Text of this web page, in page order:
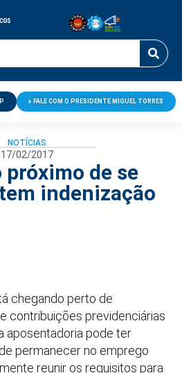
FALE COM O PRESIDENTE MIGUEL TORRES
NOTÍCIAS
17/02/2017
de se
indenização
chegando perto de
contribuições previdenciárias
aposentadoria pode ter
permanecer no emprego
reunir os requisitos para